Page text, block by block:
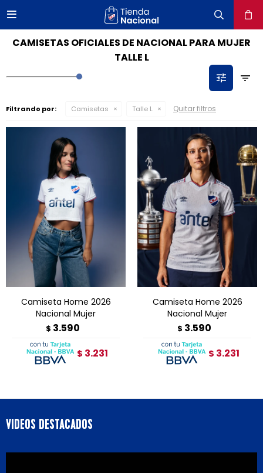

CAMISETAS OFICIALES DE NACIONAL PARA MUJER
TALLE L
Filtrando por: Camisetas Talle L Quitar filtros
Camiseta Home 2026
Nacional Mujer
$ 3.590
$ 3.231
Camiseta Home 2026
Nacional Mujer
$ 3.590
$ 3.231
VIDEOS DESTACADOS
close